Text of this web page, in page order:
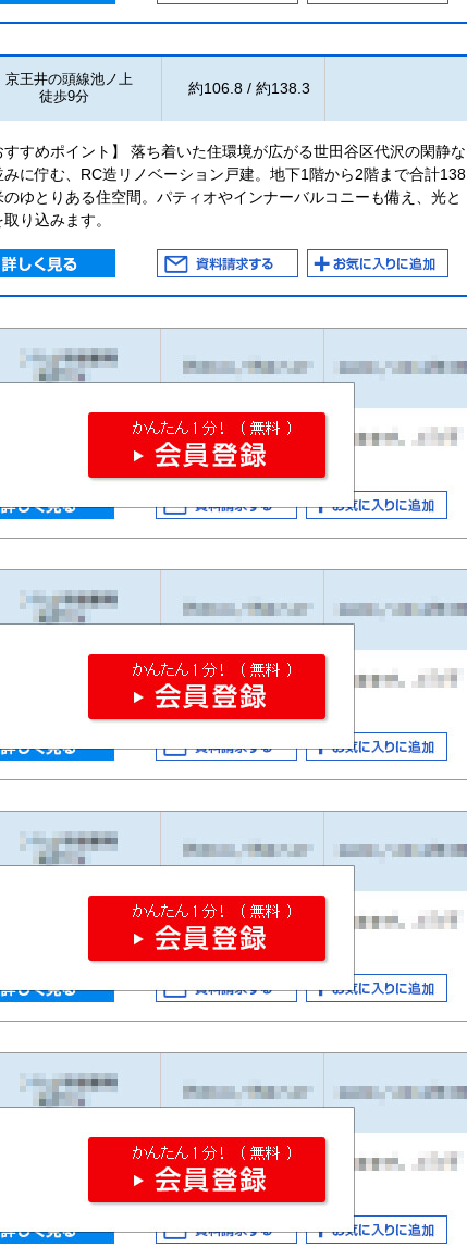
京王井の頭線池ノ上
徒歩9分
約106.8 / 約138.3
すすめポイント】 落ち着いた住環境が広がる世田谷区代沢の閑静な
みに佇む、RC造リノベーション戸建。地下1階から2階まで合計138
のゆとりある住空間。パティオやインナーバルコニーも備え、光と
取り込みます。